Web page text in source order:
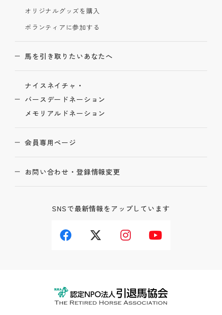
オリジナルグッズを購入
ボランティアに参加する
馬を引き取りたいあなたへ
ナイスネイチャ・
バースデードネーション
メモリアルドネーション
会員専用ページ
お問い合わせ・登録情報変更
SNSで最新情報をアップしています